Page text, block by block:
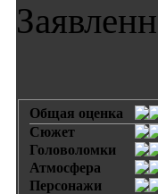
Общая оценка
Сюжет
Головоломки
Атмосфера
Персонажи